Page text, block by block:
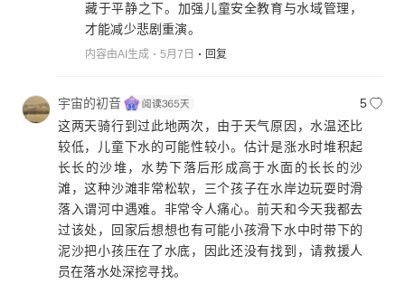
藏于平静之下。加强儿童安全教育与水域管理，
才能减少悲剧重演。
内容由AI生成 5月7日 回复
宇宙的初音
5
这两天骑行到过此地两次，由于天气原因，水温还比
较低，儿童下水的可能性较小。估计是涨水时堆积起
长长的沙堆，水势下落后形成高于水面的长长的沙
滩，这种沙滩非常松软，三个孩子在水岸边玩耍时滑
落入谓河中遇难。非常令人痛心。前天和今天我都去
过该处，回家后想想也有可能小孩滑下水中时带下的
泥沙把小孩压在了水底，因此还没有找到，请救援人
员在落水处深挖寻找。